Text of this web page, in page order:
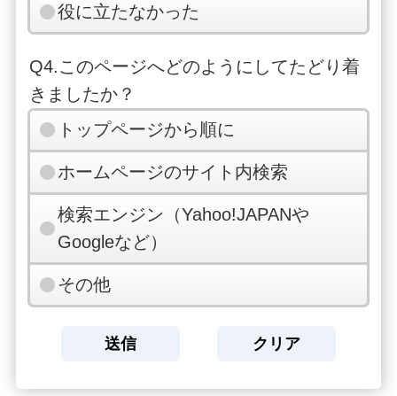
役に立たなかった
Q4.このページへどのようにしてたどり着
きましたか？
トップページから順に
ホームページのサイト内検索
検索エンジン（Yahoo!JAPANや
Googleなど）
その他